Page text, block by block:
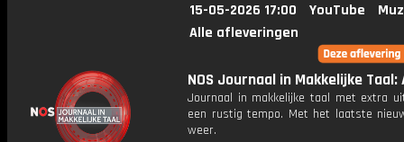
15-05-2026 17:00 YouTube
Alle afleveringen
NOS Journaal in Makkelijke
Journaal in makkelijke taal met extra
een rustig tempo. Met het laatste
weer.